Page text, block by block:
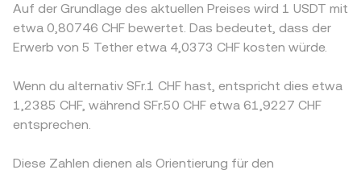
Auf der Grundlage des aktuellen Preises wird 1 USDT mit
etwa 0,80746 CHF bewertet. Das bedeutet, dass der
Erwerb von 5 Tether etwa 4,0373 CHF kosten würde.
Wenn du alternativ SFr.1 CHF hast, entspricht dies etwa
1,2385 CHF, während SFr.50 CHF etwa 61,9227 CHF
entsprechen.
Diese Zahlen dienen als Orientierung für den